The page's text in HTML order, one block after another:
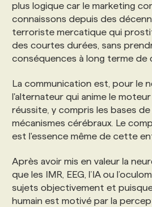
plus logique car le marketing
connaissons depuis des
terroriste mercatique qui
des courtes durées, sans
conséquences à long terme de
La communication est, pour le
l'alternateur qui anime le
réussite, y compris les bases
mécanismes cérébraux. Le
est l'essence même de cette
Après avoir mis en valeur la
que les IMR, EEG, l’IA ou
sujets objectivement et
humain est motivé par la